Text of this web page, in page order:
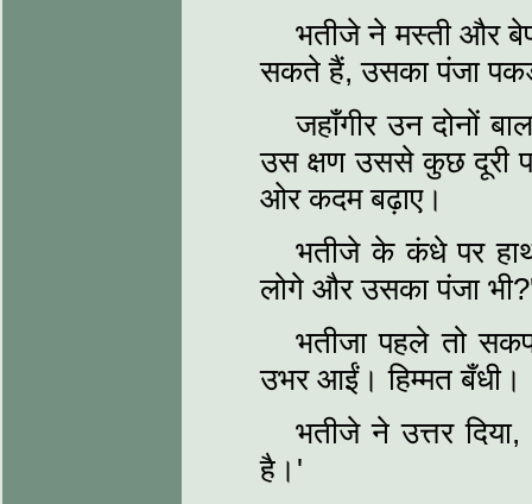
भतीजे ने मस्ती और
सकते हैं, उसका पंजा
जहाँगीर उन दोनों
उस क्षण उससे कुछ दूरी
ओर कदम बढ़ाए।
भतीजे के कंधे पर
लोगे और उसका पंजा
भतीजा पहले तो
उभर आईं। हिम्मत बँधी।
भतीजे ने उत्तर
है।'